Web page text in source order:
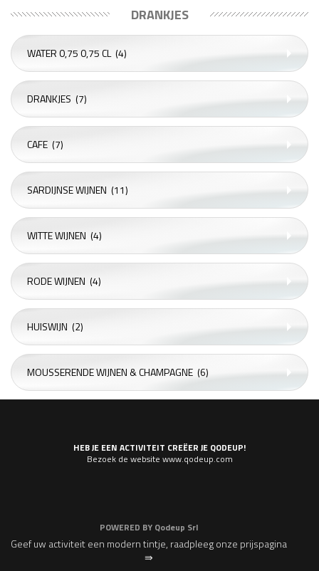
DRANKJES
WATER 0,75 0,75 CL(4)
DRANKJES (7)
CAFE (7)
SARDIJNSE WIJNEN (11)
WITTE WIJNEN (4)
RODE WIJNEN (4)
HUISWIJN (2)
MOUSSERENDE WIJNEN & CHAMPAGNE (6)
HEB JE EEN ACTIVITEIT CREËER JE QODEUP!
Bezoek de website www.qodeup.com
POWERED BY Qodeup Srl
Geef uw activiteit een modern tintje, raadpleeg onze prijspagina
⇛